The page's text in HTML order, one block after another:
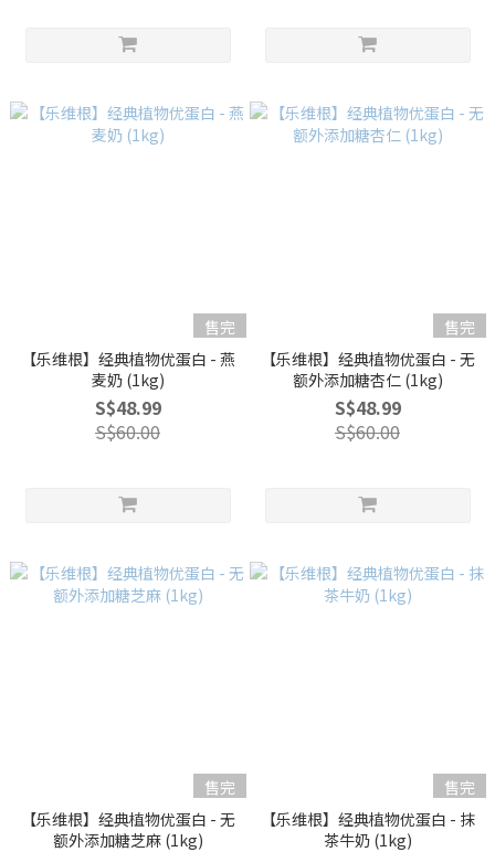
售完
【乐维根】经典植物优蛋白 - 燕
麦奶 (1kg)
S$48.99
S$60.00
售完
【乐维根】经典植物优蛋白 - 无
额外添加糖杏仁 (1kg)
S$48.99
S$60.00
售完
【乐维根】经典植物优蛋白 - 无
额外添加糖芝麻 (1kg)
售完
【乐维根】经典植物优蛋白 - 抹
茶牛奶 (1kg)